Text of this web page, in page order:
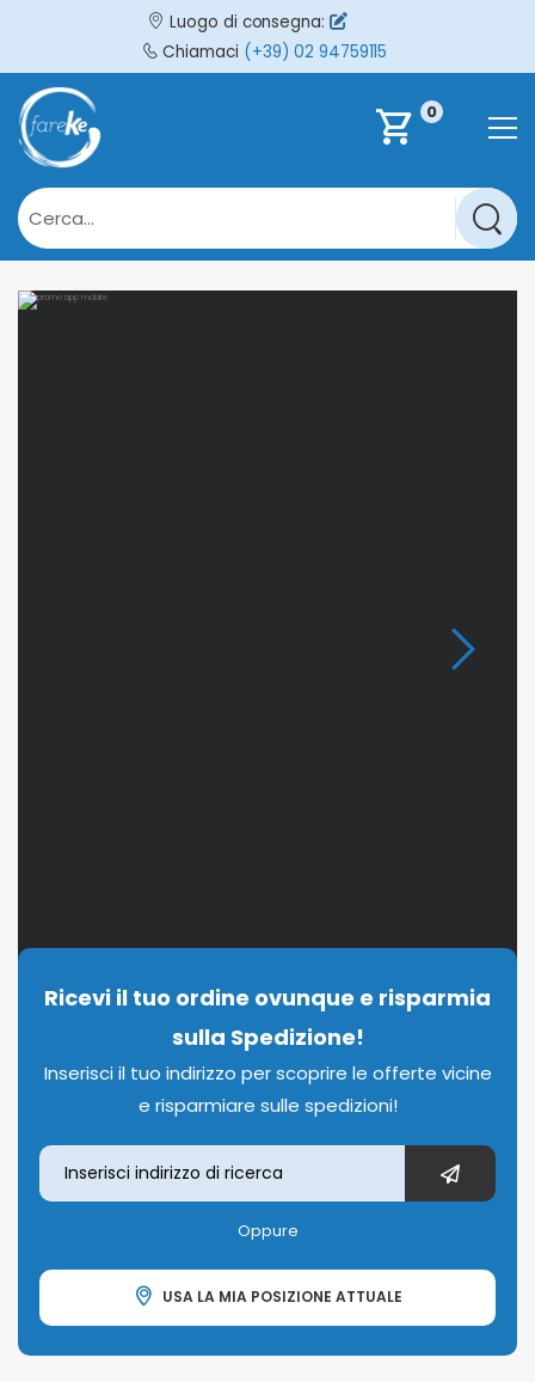
Luogo di consegna:
Chiamaci (+39) 02 94759115
shopping_cart 0
Ricevi il tuo ordine ovunque e risparmia
sulla Spedizione!
Inserisci il tuo indirizzo per scoprire le offerte vicine
e risparmiare sulle spedizioni!
Oppure
USA LA MIA POSIZIONE ATTUALE